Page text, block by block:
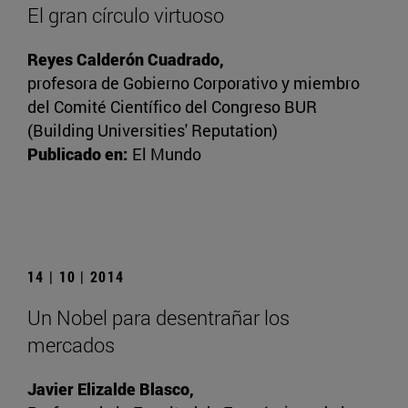
El gran círculo virtuoso
Reyes Calderón Cuadrado,
profesora de Gobierno Corporativo y miembro
del Comité Científico del Congreso BUR
(Building Universities' Reputation)
Publicado en: El Mundo
14 | 10 | 2014
Un Nobel para desentrañar los
mercados
Javier Elizalde Blasco,